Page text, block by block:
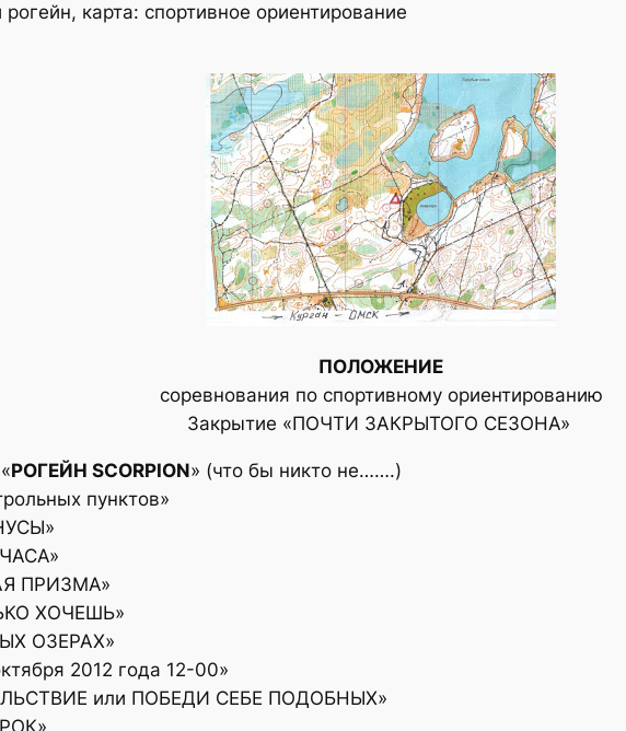
карта: спортивное ориентирование
ПОЛОЖЕНИЕ
соревнования по спортивному ориентированию
Закрытие «ПОЧТИ ЗАКРЫТОГО СЕЗОНА»
РОГЕЙН SСORPION» (что бы никто не…….)
пунктов»
ПРИЗМА»
ХОЧЕШЬ»
ОЗЕРАХ»
2012 года 12-00»
или ПОБЕДИ СЕБЕ ПОДОБНЫХ»